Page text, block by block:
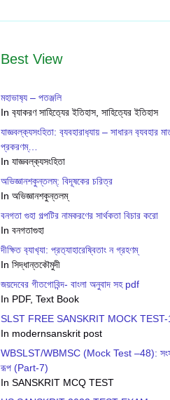
Best View
মহাভাষ‍্য – পতঞ্জলি
In ব‍্যাকরণ সাহিত‍্যের ইতিহাস, সাহিত্যের ইতিহাস
যাজ্ঞবল্ক‍্যসংহিতা: ব‍্যবহারাধ‍্যায় – সাধারন ব‍্যবহার
প্রকরণম্…
In যাজ্ঞবল্ক‍্যসংহিতা
অভিজ্ঞানশকুন্তলম্: বিদূষকের চরিত্র
In অভিজ্ঞানশকুন্তলম্
বনগতা গুহা গল্পটির নামকরণের সার্থকতা বিচার করো
In বনগতাগুহা
দীক্ষিত ব‍্যাখ‍্যা: প্রত‍্যাহারেষ্বিতাং ন গ্রহণম্
In সিদ্ধান্তকৌমুদী
জয়দেবের গীতগোবিন্দ- বাংলা অনুবাদ সহ pdf
In PDF, Text Book
SLST FREE SANSKRIT MOCK
In modernsanskrit post
WBSLST/WBMSC (Mock Test –48):
রূপ (Part-7)
In SANSKRIT MCQ TEST